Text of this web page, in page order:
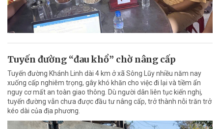
Tuyến đường “đau khổ” chờ nâng cấp
Tuyến đường Khánh Linh dài 4 km ở xã Sông Lũy nhiều năm nay
xuống cấp nghiêm trọng, gây khó khăn cho việc đi lại và tiềm ẩn
nguy cơ mất an toàn giao thông. Dù người dân liên tục kiến nghị,
tuyến đường vẫn chưa được đầu tư nâng cấp, trở thành nỗi trăn trở
kéo dài của địa phương.